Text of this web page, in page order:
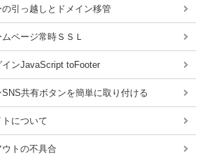
引っ越しとドメイン移管
ページ常時ＳＳＬ
ンJavaScript toFooter
共有ボタンを簡単に取り付ける
について
トの不具合